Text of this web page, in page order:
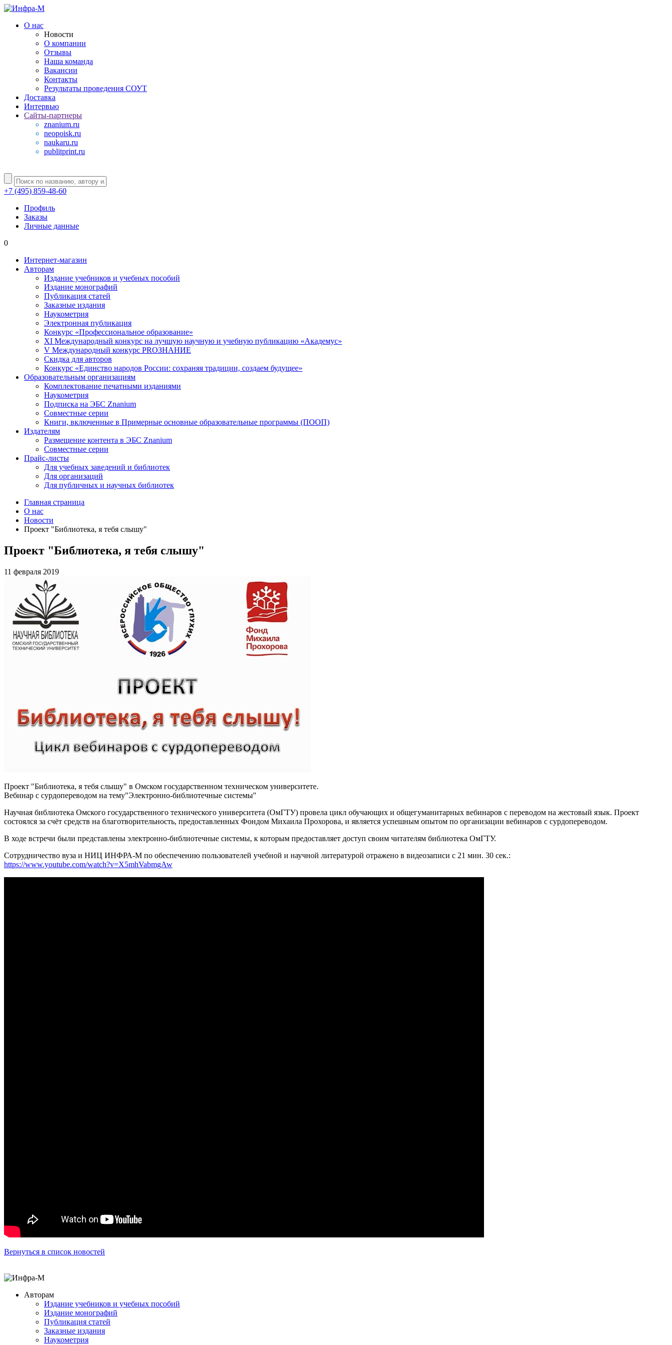
О нас
Новости
О компании
Отзывы
Наша команда
Вакансии
Контакты
Результаты проведения СОУТ
Доставка
Интервью
Сайты-партнеры
znanium.ru
neopoisk.ru
naukaru.ru
publitprint.ru
+7 (495) 859-48-60
Профиль
Заказы
Личные данные
0
Интернет-магазин
Авторам
Издание учебников и учебных пособий
Издание монографий
Публикация статей
Заказные издания
Наукометрия
Электронная публикация
Конкурс «Профессиональное образование»
XI Международный конкурс на лучшую научную и учебную публикацию «Академус»
V Международный конкурс PROЗНАНИЕ
Скидка для авторов
Конкурс «Единство народов России: сохраняя традиции, создаем будущее»
Образовательным организациям
Комплектование печатными изданиями
Наукометрия
Подписка на ЭБС Znanium
Совместные серии
Книги, включенные в Примерные основные образовательные программы (ПООП)
Издателям
Размещение контента в ЭБС Znanium
Совместные серии
Прайс-листы
Для учебных заведений и библиотек
Для организаций
Для публичных и научных библиотек
Главная страница
О нас
Новости
Проект "Библиотека, я тебя слышу"
Проект "Библиотека, я тебя слышу"
11 февраля 2019
Проект "Библиотека, я тебя слышу" в Омском государственном техническом университете.
Вебинар с сурдопереводом на тему"Электронно-библиотечные системы"
Научная библиотека Омского государственного технического университета (ОмГТУ) провела цикл обучающих и общегуманитарных вебинаров с переводом на жестовый язык. Проект
состоялся за счёт средств на благотворительность, предоставленных Фондом Михаила Прохорова, и является успешным опытом по организации вебинаров с сурдопереводом.
В ходе встречи были представлены электронно-библиотечные системы, к которым предоставляет доступ своим читателям библиотека ОмГТУ.
Сотрудничество вуза и НИЦ ИНФРА-М по обеспечению пользователей учебной и научной литературой отражено в видеозаписи с 21 мин. 30 сек.:
https://www.youtube.com/watch?v=X5mhVabmgAw
Вернуться в список новостей
Авторам
Издание учебников и учебных пособий
Издание монографий
Публикация статей
Заказные издания
Наукометрия